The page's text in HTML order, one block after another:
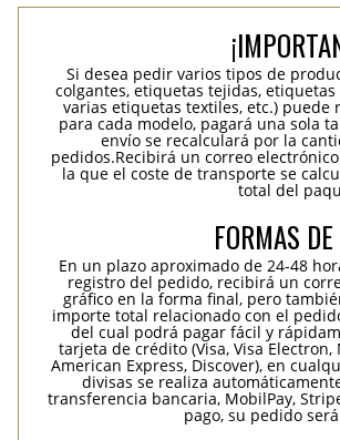
Si desea pedir varios tipos de
colgantes, etiquetas tejidas,
varias etiquetas textiles, etc.)
para cada modelo, pagará una sola
envío se recalculará por la
pedidos.Recibirá un correo
la que el coste de transporte se
total del
FORMAS
En un plazo aproximado de 24-48
registro del pedido, recibirá un
gráfico en la forma final, pero
importe total relacionado con el
del cual podrá pagar fácil y
tarjeta de crédito (Visa, Visa
American Express, Discover), en
divisas se realiza
transferencia bancaria, MobilPay,
pago, su pedido